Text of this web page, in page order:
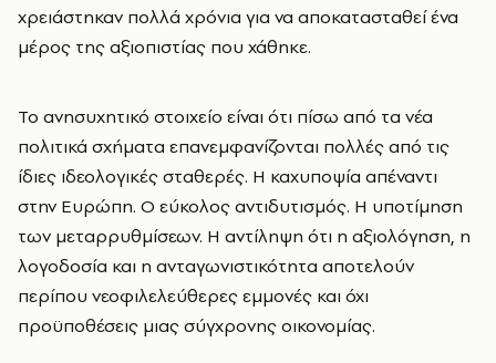
χρειάστηκαν πολλά χρόνια για να αποκατασταθεί ένα
μέρος της αξιοπιστίας που χάθηκε.
Το ανησυχητικό στοιχείο είναι ότι πίσω από τα νέα
πολιτικά σχήματα επανεμφανίζονται πολλές από τις
ίδιες ιδεολογικές σταθερές. Η καχυποψία απέναντι
στην Ευρώπη. Ο εύκολος αντιδυτισμός. Η υποτίμηση
των μεταρρυθμίσεων. Η αντίληψη ότι η αξιολόγηση, η
λογοδοσία και η ανταγωνιστικότητα αποτελούν
περίπου νεοφιλελεύθερες εμμονές και όχι
προϋποθέσεις μιας σύγχρονης οικονομίας.